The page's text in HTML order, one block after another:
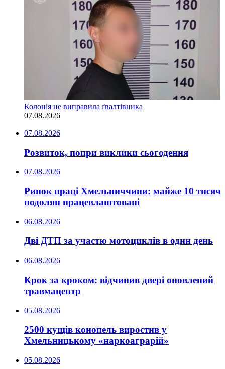
Колонія не виправила ґвалтівника
07.08.2026
07.08.2026
Розвиток, попри виклики сьогодення
07.08.2026
Ринок праці Хмельниччини: майже 10 тисяч
подолян працевлаштовані
06.08.2026
Дві ДТП за участю мотоциклів в один день
06.08.2026
Крок за кроком: відчинив двері оновлений
травмацентр
05.08.2026
2500 кущів конопель виростив у
Хмельницькому «наркоаграрій»
05.08.2026